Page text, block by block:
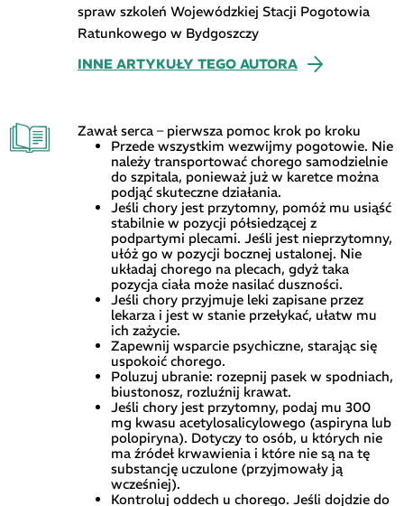
spraw szkoleń Wojewódzkiej Stacji Pogotowia
Ratunkowego w Bydgoszczy
INNE ARTYKUŁY TEGO AUTORA
Zawał serca – pierwsza pomoc krok po kroku
Przede wszystkim wezwijmy pogotowie. Nie
należy transportować chorego samodzielnie
do szpitala, ponieważ już w karetce można
podjąć skuteczne działania.
Jeśli chory jest przytomny, pomóż mu usiąść
stabilnie w pozycji półsiedzącej z
podpartymi plecami. Jeśli jest nieprzytomny,
ułóż go w pozycji bocznej ustalonej. Nie
układaj chorego na plecach, gdyż taka
pozycja ciała może nasilać duszności.
Jeśli chory przyjmuje leki zapisane przez
lekarza i jest w stanie przełykać, ułatw mu
ich zażycie.
Zapewnij wsparcie psychiczne, starając się
uspokoić chorego.
Poluzuj ubranie: rozepnij pasek w spodniach,
biustonosz, rozluźnij krawat.
Jeśli chory jest przytomny, podaj mu 300
mg kwasu acetylosalicylowego (aspiryna lub
polopiryna). Dotyczy to osób, u których nie
ma źródeł krwawienia i które nie są na tę
substancję uczulone (przyjmowały ją
wcześniej).
Kontroluj oddech u chorego. Jeśli dojdzie do